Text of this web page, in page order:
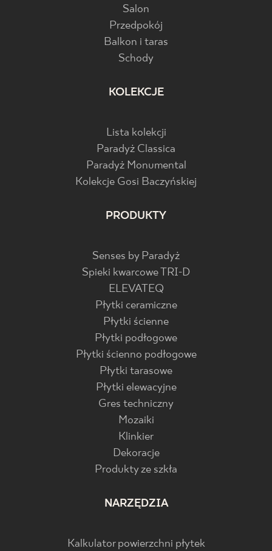
Salon
Przedpokój
Balkon i taras
Schody
KOLEKCJE
Lista kolekcji
Paradyż Classica
Paradyż Monumental
Kolekcje Gosi Baczyńskiej
PRODUKTY
Senses by Paradyż
Spieki kwarcowe TRI-D
ELEVATEQ
Płytki ceramiczne
Płytki ścienne
Płytki podłogowe
Płytki ścienno podłogowe
Płytki tarasowe
Płytki elewacyjne
Gres techniczny
Mozaiki
Klinkier
Dekoracje
Produkty ze szkła
NARZĘDZIA
Kalkulator powierzchni płytek